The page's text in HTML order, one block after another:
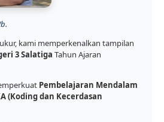
kami memperkenalkan tampilan
3 Salatiga Tahun Ajaran
Pembelajaran Mendalam
(Koding dan Kecerdasan